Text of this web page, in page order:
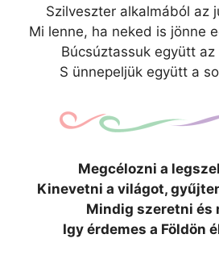
Szilveszter alkalmából az
Mi lenne, ha neked is jönne
Búcsúztassuk együtt
S ünnepeljük együtt a
Megcélozni a
Kinevetni a világot,
Mindig szeretni és
Igy érdemes a Földön